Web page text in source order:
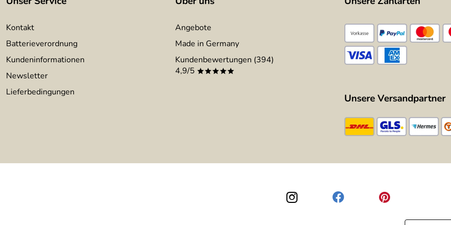
Kontakt
Batterieverordnung
Kundeninformationen
Newsletter
Lieferbedingungen
Angebote
Made in Germany
Kundenbewertungen (394)
4,9/5 *****
Unsere Versandpartner